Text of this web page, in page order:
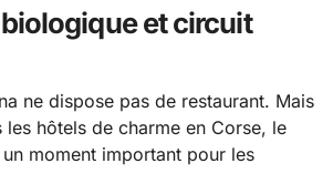
et circuit
ne dispose pas de restaurant. Mais
les hôtels de charme en Corse, le
moment important pour les